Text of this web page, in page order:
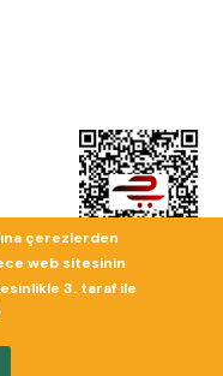
çerezlerden
web sitesinin
3. taraf ile